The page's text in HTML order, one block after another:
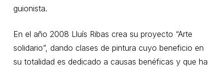
guionista.
En el año 2008 Lluís Ribas crea su proyecto “Arte
solidario”, dando clases de pintura cuyo beneficio en
su totalidad es dedicado a causas benéficas y que ha